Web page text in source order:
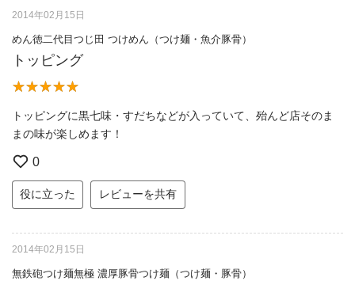
2014年02月15日
めん徳二代目つじ田 つけめん（つけ麺・魚介豚骨）
トッピング
トッピングに黒七味・すだちなどが入っていて、殆んど店そのま
まの味が楽しめます！
0
役に立った レビューを共有
2014年02月15日
無鉄砲つけ麺無極 濃厚豚骨つけ麺（つけ麺・豚骨）